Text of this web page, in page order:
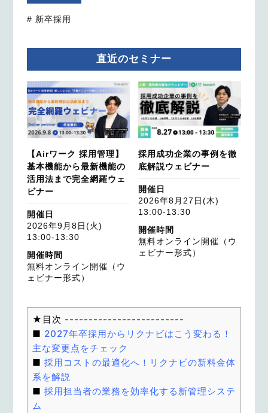
# 新卒採用
直近のセミナー
【Airワーク 採用管理】
基本機能から最新機能の
活用法まで完全網羅ウェ
ビナー
開催日
2026年9月8日(火)
13:00-13:30
開催時間
無料オンライン開催（ウ
ェビナー形式）
採用成功企業の事例を徹
底解説ウェビナー
開催日
2026年8月27日(木)
13:00-13:30
開催時間
無料オンライン開催（ウ
ェビナー形式）
2027年卒採用からリクナビはこう変わる！
主な変更点をチェック
採用コストの最適化へ！リクナビの新料金体
系を解説
採用担当者の業務を効率化する新管理システ
ム